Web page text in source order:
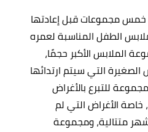
مجموعات قبل إعادتها
الطفل المناسبة لعمره
الملابس الأكبر حجمًا،
التي سيتم ارتدائها
للتبرع بالأغراض
خاصة الأغراض التي لم
متتالية، ومجموعة